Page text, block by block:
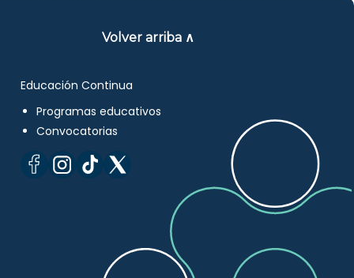
Volver arriba ∧
Educación Continua
Programas educativos
Convocatorias